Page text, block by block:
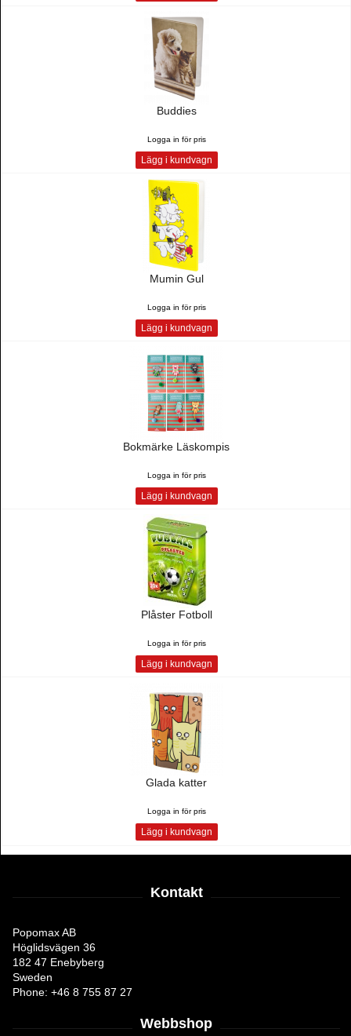
Buddies
Logga in för pris
Lägg i kundvagn
Mumin Gul
Logga in för pris
Lägg i kundvagn
Bokmärke Läskompis
Logga in för pris
Lägg i kundvagn
Plåster Fotboll
Logga in för pris
Lägg i kundvagn
Glada katter
Logga in för pris
Lägg i kundvagn
Kontakt
Popomax AB
Höglidsvägen 36
182 47 Enebyberg
Sweden
Phone: +46 8 755 87 27
Webbshop